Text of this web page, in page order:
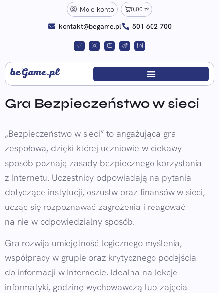
Moje konto 0,00 zł
kontakt@begame.pl 501 602 700
beGame.pl
Gra Bezpieczeństwo w sieci
„Bezpieczeństwo w sieci” to angażująca gra
zespołowa, dzięki której uczniowie w ciekawy
sposób poznają zasady bezpiecznego korzystania
z Internetu. Uczestnicy odpowiadają na pytania
dotyczące instytucji, oszustw oraz finansów w sieci,
ucząc się rozpoznawać zagrożenia i reagować
na nie w odpowiedzialny sposób.
Gra rozwija umiejętność logicznego myślenia,
współpracy w grupie oraz krytycznego podejścia
do informacji w Internecie. Idealna na lekcje
informatyki, godzinę wychowawczą lub zajęcia